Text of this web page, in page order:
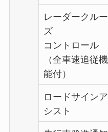
レーダークルー
ズ
コントロール
（全車速追従機
能付）
ロードサインア
シスト